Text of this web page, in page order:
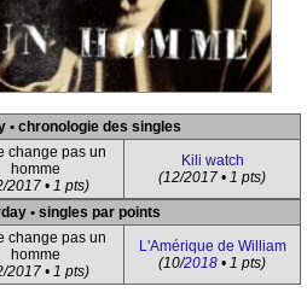
• chronologie des singles
change pas un
homme
2017 • 1 pts)
Kili watch
(12/2017 • 1 pts)
• singles par points
change pas un
homme
2017 • 1 pts)
L'Amérique de William
(10/2018 • 1 pts)